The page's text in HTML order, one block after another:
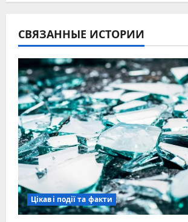
СВЯЗАННЫЕ ИСТОРИИ
Цікаві події та факти